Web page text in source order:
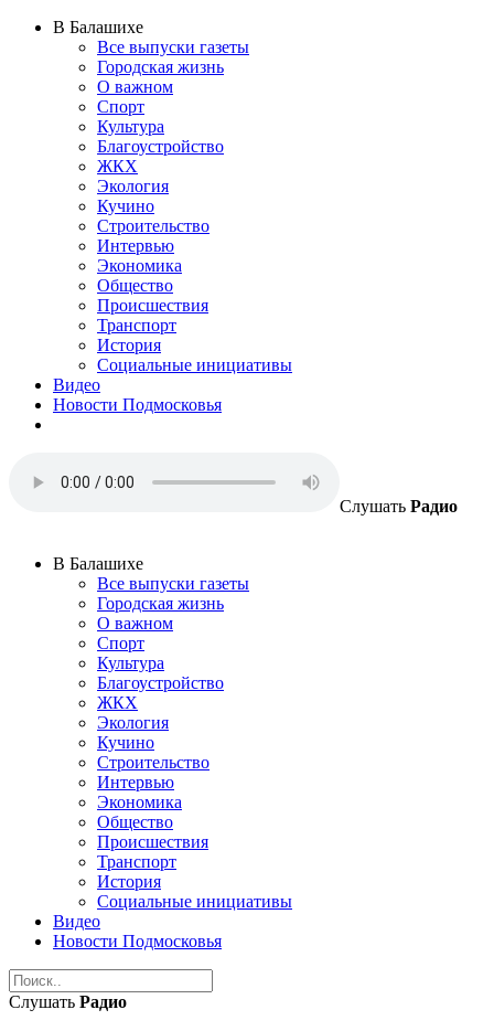
В Балашихе
Все выпуски газеты
Городская жизнь
О важном
Спорт
Культура
Благоустройство
ЖКХ
Экология
Кучино
Строительство
Интервью
Экономика
Общество
Происшествия
Транспорт
История
Социальные инициативы
Видео
Новости Подмосковья
Слушать Радио
В Балашихе
Все выпуски газеты
Городская жизнь
О важном
Спорт
Культура
Благоустройство
ЖКХ
Экология
Кучино
Строительство
Интервью
Экономика
Общество
Происшествия
Транспорт
История
Социальные инициативы
Видео
Новости Подмосковья
Слушать Радио